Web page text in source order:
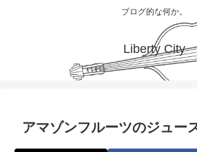
ブログ的な何か。
Liberty City
アマゾンフルーツのジュー